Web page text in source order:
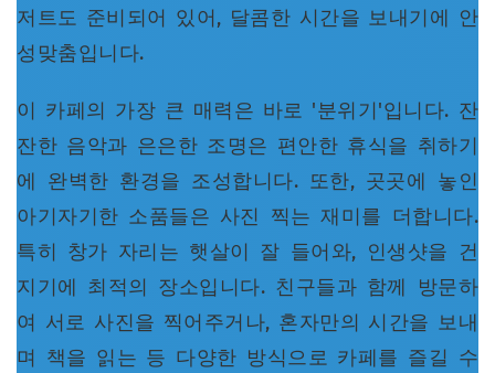
저트도 준비되어 있어, 달콤한 시간을 보내기에 안
성맞춤입니다.
이 카페의 가장 큰 매력은 바로 '분위기'입니다. 잔
잔한 음악과 은은한 조명은 편안한 휴식을 취하기
에 완벽한 환경을 조성합니다. 또한, 곳곳에 놓인
아기자기한 소품들은 사진 찍는 재미를 더합니다.
특히 창가 자리는 햇살이 잘 들어와, 인생샷을 건
지기에 최적의 장소입니다. 친구들과 함께 방문하
여 서로 사진을 찍어주거나, 혼자만의 시간을 보내
며 책을 읽는 등 다양한 방식으로 카페를 즐길 수